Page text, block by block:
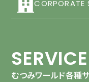
CORPORATE
SERVICE
むつみワールド各種